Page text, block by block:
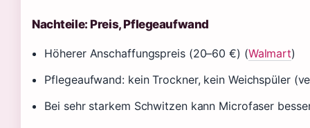
Nachteile: Preis, Pflegeaufwand
Höherer Anschaffungspreis (20–60 €) (Walmart)
Pflegeaufwand: kein Trockner, kein Weichspüler
Bei sehr starkem Schwitzen kann Microfaser